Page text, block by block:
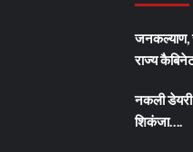
जनकल्याण,
राज्य
नकली डेयरी
शिकंजा….